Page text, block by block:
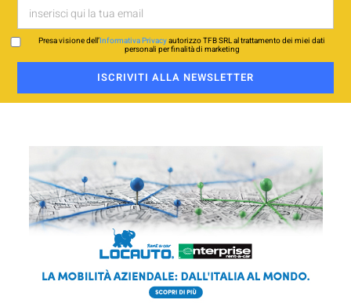
Presa visione dell’Informativa Privacyautorizzo TFB SRL al trattamento dei miei dati
personali per finalità di marketing
ISCRIVITI ALLA NEWSLETTER